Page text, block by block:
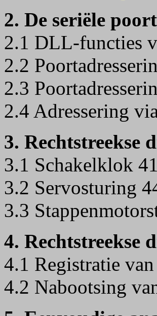
2. De seriële
2.1 DLL-functies
2.2
2.3
2.4 Adressering
3. Rechtstreekse
3.1 Schakelklok 41
3.2 Servosturing
3.3
4. Rechtstreekse
4.1 Registratie
4.2 Nabootsing